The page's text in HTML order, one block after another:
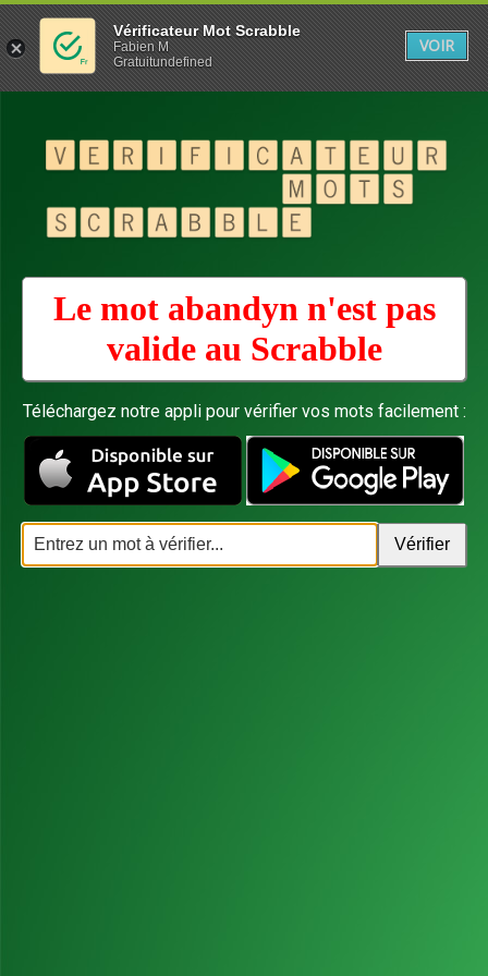
Le mot abandyn n'est pas
valide au Scrabble
Téléchargez notre appli pour vérifier vos mots facilement :
Vérificateur Mot Scrabble
Fabien M
Gratuitundefined
VOIR